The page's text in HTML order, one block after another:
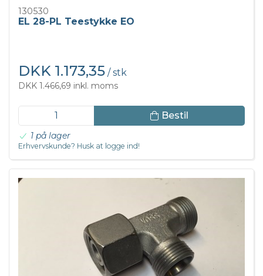
130530
EL 28-PL Teestykke EO
DKK 1.173,35 / stk
DKK 1.466,69 inkl. moms
Bestil
1 på lager
Erhvervskunde? Husk at logge ind!